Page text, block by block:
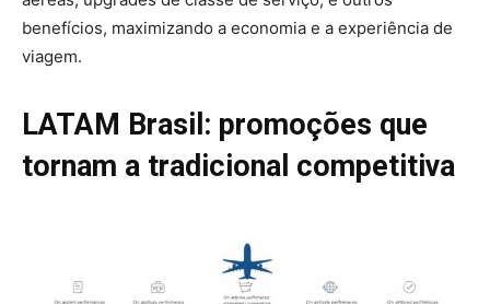
benefícios, maximizando a economia e a experiência de
viagem.
LATAM Brasil: promoções que
tornam a tradicional competitiva